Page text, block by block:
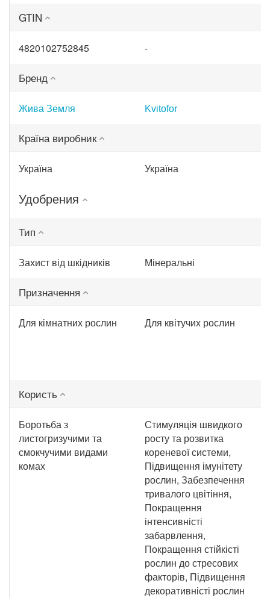
GTIN
4820102752845 -
Бренд
Жива Земля Kvitofor
Країна виробник
Україна Україна
Удобрения
Тип
Захист від шкідників Мінеральні
Призначення
Для кімнатних рослин Для квітучих рослин
Користь
Боротьба з
листогризучими та
смокчучими видами
комах
Стимуляція швидкого
росту та розвитка
кореневої системи,
Підвищення імунітету
рослин, Забезпечення
тривалого цвітіння,
Покращення
інтенсивністі
забарвлення,
Покращення стійкісті
рослин до стресових
факторів, Підвищення
декоративністі рослин